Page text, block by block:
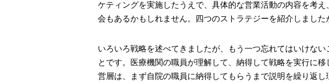
ケティングを実施したうえで、具体的な営業活動の内容を考
会もあるかもしれません。四つのストラテジーを紹介しまし
いろいろ戦略を述べてきましたが、もう一つ忘れてはいけな
とです。医療機関の職員が理解して、納得して戦略を実行に
営層は、まず自院の職員に納得してもらうまで説明を繰り返